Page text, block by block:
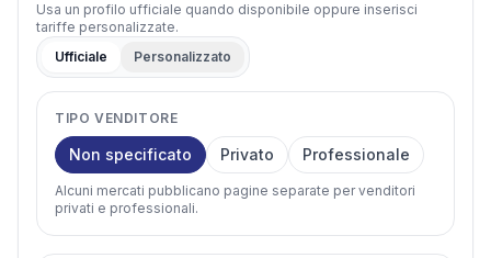
Usa un profilo ufficiale quando disponibile oppure inserisci
tariffe personalizzate.
Ufficiale
Personalizzato
TIPO VENDITORE
Non specificato Privato Professionale
Alcuni mercati pubblicano pagine separate per venditori
privati e professionali.